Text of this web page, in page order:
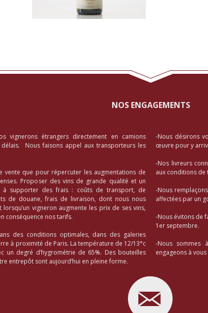
NOS ENGAGEMENTS
vignerons étrangers directement en camions
Nous faisons appel aux transporteurs les
vente que pour répercuter les augmentations de
Proposer des vins de grande qualité et un
à supporter des frais : coûts de transport, de
de douane, frais de livraison, dont nous nous
vigneron augmente les prix de ses vins,
conséquence nos tarifs.
des conditions optimales, dans des galeries
à proximité de Paris. La température de 12/13°c
un degré d’hygrométrie de 65%. Des bouteilles
entrepôt sont aujourd’hui en pleine forme.
-Nous désirons
œuvre pour y
-Nos livreurs
aux conditions
-Nous
affectées par un
-Nous évitons de
1er septembre.
-Nous sommes
engageons à